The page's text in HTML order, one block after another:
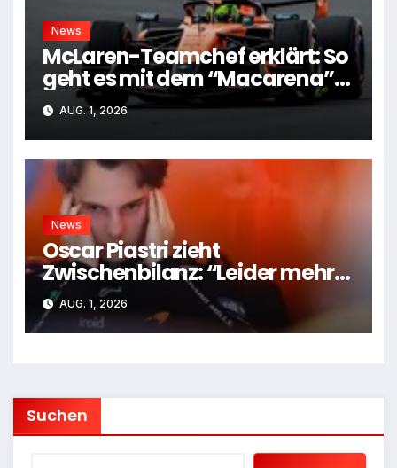
News
McLaren-Teamchef erklärt: So
geht es mit dem “Macarena”-
Flügel weiter
AUG. 1, 2026
News
Oscar Piastri zieht
Zwischenbilanz: “Leider mehr
Tiefen als Höhen”
AUG. 1, 2026
Suchen